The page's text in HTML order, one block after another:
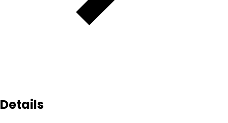
Details